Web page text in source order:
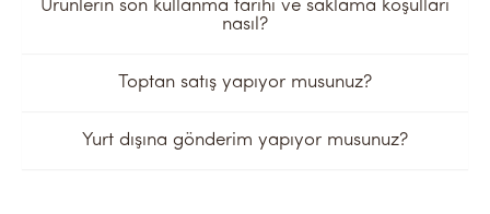
Ürünlerin son kullanma tarihi ve saklama koşulları
nasıl?
Toptan satış yapıyor musunuz?
Yurt dışına gönderim yapıyor musunuz?